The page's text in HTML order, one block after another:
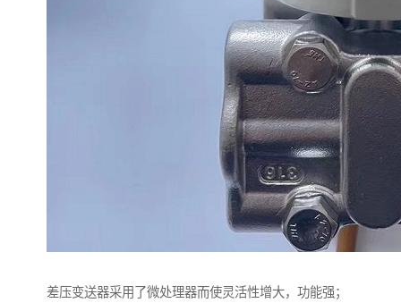
差压变送器采用了微处理器而使灵活性增大，功能强；